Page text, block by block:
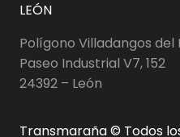
LEÓN
Polígono Villadangos del
Paseo Industrial V7, 152
24392 – León
Transmaraña © Todos